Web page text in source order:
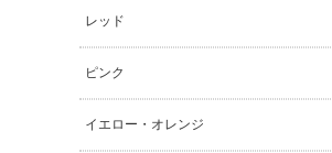
レッド
ピンク
イエロー・オレンジ